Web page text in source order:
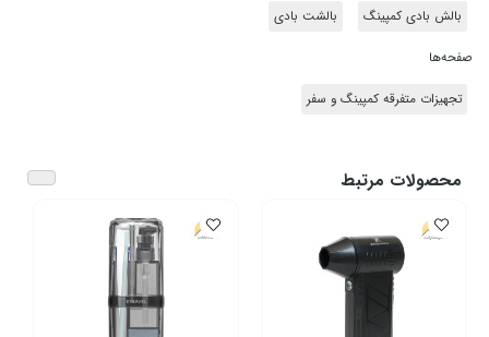
بالش بادی کمپینگ بالشت بادی
صفحه‌ها
تجهیزات متفرقه کمپینگ و سفر
محصولات مرتبط